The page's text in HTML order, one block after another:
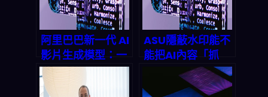
阿里巴巴新一代 AI
影片生成模型：一
出手就飆到全球榜
首，2026 內容自
ASU隱蔽水印能不
能把AI內容「抓
包」？2026起從
偵測到可信資料庫